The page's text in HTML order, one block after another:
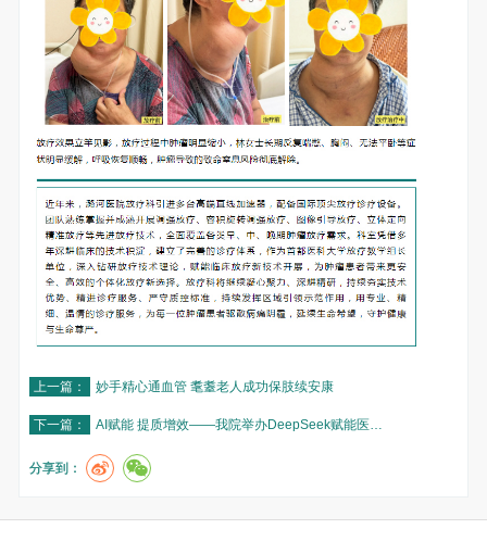
上一篇： 妙手精心通血管 耄耋老人成功保肢续安康
下一篇： AI赋能 提质增效——我院举办DeepSeek赋能医…
分享到：